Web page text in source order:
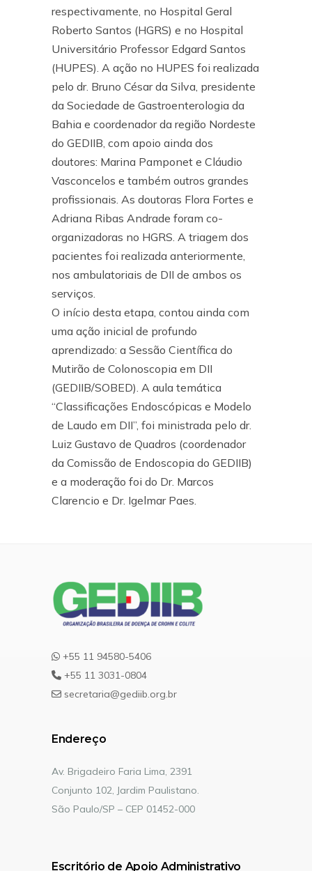
respectivamente, no Hospital Geral
Roberto Santos (HGRS) e no Hospital
Universitário Professor Edgard Santos
(HUPES). A ação no HUPES foi realizada
pelo dr. Bruno César da Silva, presidente
da Sociedade de Gastroenterologia da
Bahia e coordenador da região Nordeste
do GEDIIB, com apoio ainda dos
doutores: Marina Pamponet e Cláudio
Vasconcelos e também outros grandes
profissionais. As doutoras Flora Fortes e
Adriana Ribas Andrade foram co-
organizadoras no HGRS. A triagem dos
pacientes foi realizada anteriormente,
nos ambulatoriais de DII de ambos os
serviços.
O início desta etapa, contou ainda com
uma ação inicial de profundo
aprendizado: a Sessão Científica do
Mutirão de Colonoscopia em DII
(GEDIIB/SOBED). A aula temática
“Classificações Endoscópicas e Modelo
de Laudo em DII”, foi ministrada pelo dr.
Luiz Gustavo de Quadros (coordenador
da Comissão de Endoscopia do GEDIIB)
e a moderação foi do Dr. Marcos
Clarencio e Dr. Igelmar Paes.
+55 11 94580-5406
+55 11 3031-0804
secretaria@gediib.org.br
Endereço
Av. Brigadeiro Faria Lima, 2391
Conjunto 102, Jardim Paulistano.
São Paulo/SP – CEP 01452-000
Escritório de Apoio Administrativo